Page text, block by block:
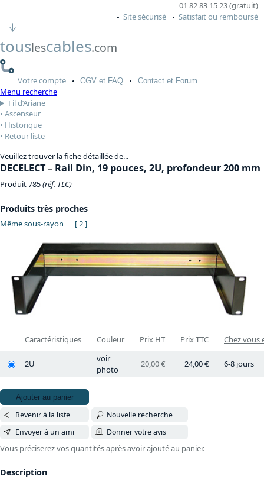
01 82 83 15 23 (gratuit)
Site sécurisé
Satisfait ou remboursé
touslescables.com
Votrecompte CGV et FAQ Contactet Forum
Menu recherche
Fil d’Ariane
Ascenseur
Historique
Retour liste
Veuillez trouver la fiche détaillée de...
DECELECT– Rail Din, 19 pouces, 2U, profondeur 200 mm
Produit 785(réf. TLC)
Produits très proches
Même sous-rayon [ 2 ]
Caractéristiques Couleur Prix HT Prix TTC Chez vous
2U
voir
photo
20,00 € 24,00 € 6-8 jours
Ajouter au panier
Revenir à la liste
Nouvelle recherche
Envoyer à un ami
Donner votre avis
Vous préciserez vos quantités après avoir ajouté au panier.
Description